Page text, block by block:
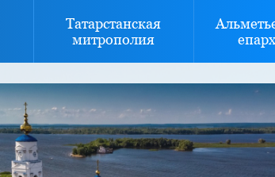
Татарстанская
митрополия